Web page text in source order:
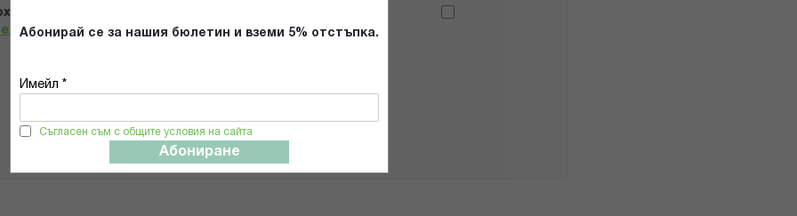
Абонирай се за нашия бюлетин и вземи 5% отстъпка.
Имейл *
Съгласен съм с общите условия на сайта
Абониране
и се съгласявам с
*
ИЗПРАТИ